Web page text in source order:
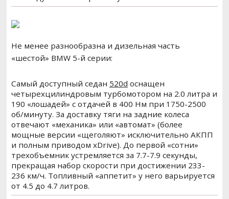
Не менее разнообразна и дизельная часть
«шестой» BMW 5-й серии:
Самый доступный седан 520d оснащен
четырехцилиндровым турбомотором на 2.0 литра и
190 «лошадей» с отдачей в 400 Нм при 1750-2500
об/минуту. За доставку тяги на задние колеса
отвечают «механика» или «автомат» (более
мощные версии «щеголяют» исключительно АКПП
и полным приводом xDrive). До первой «сотни»
трехобъемник устремляется за 7.7-7.9 секунды,
прекращая набор скорости при достижении 233-
236 км/ч. Топливный «аппетит» у него варьируется
от 4.5 до 4.7 литров.